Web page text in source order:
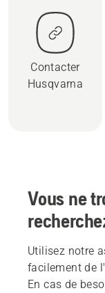
Contacter
Husqvarna
Vous ne
Utilisez notre
facilement de
En cas de